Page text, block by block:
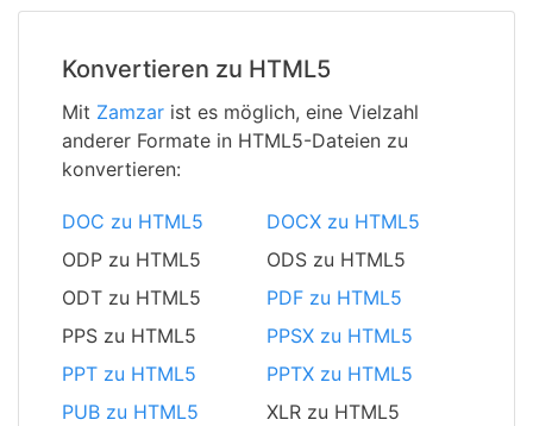
Konvertieren zu HTML5
Mit Zamzar ist es möglich, eine Vielzahl
anderer Formate in HTML5-Dateien zu
konvertieren:
DOC zu HTML5
DOCX zu HTML5
ODP zu HTML5
ODS zu HTML5
ODT zu HTML5
PDF zu HTML5
PPS zu HTML5
PPSX zu HTML5
PPT zu HTML5
PPTX zu HTML5
PUB zu HTML5
XLR zu HTML5